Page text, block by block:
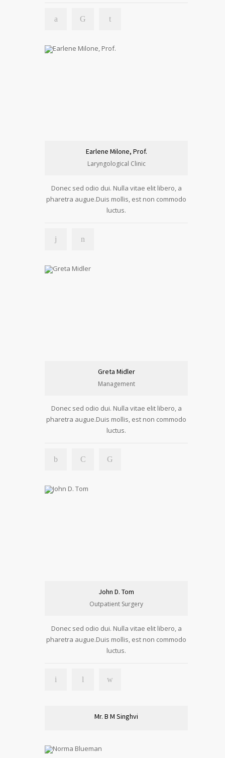
Earlene Milone, Prof.
Laryngological Clinic
Donec sed odio dui. Nulla vitae elit libero, a
pharetra augue.Duis mollis, est non commodo
luctus.
Greta Midler
Management
Donec sed odio dui. Nulla vitae elit libero, a
pharetra augue.Duis mollis, est non commodo
luctus.
John D. Tom
Outpatient Surgery
Donec sed odio dui. Nulla vitae elit libero, a
pharetra augue.Duis mollis, est non commodo
luctus.
Mr. B M Singhvi